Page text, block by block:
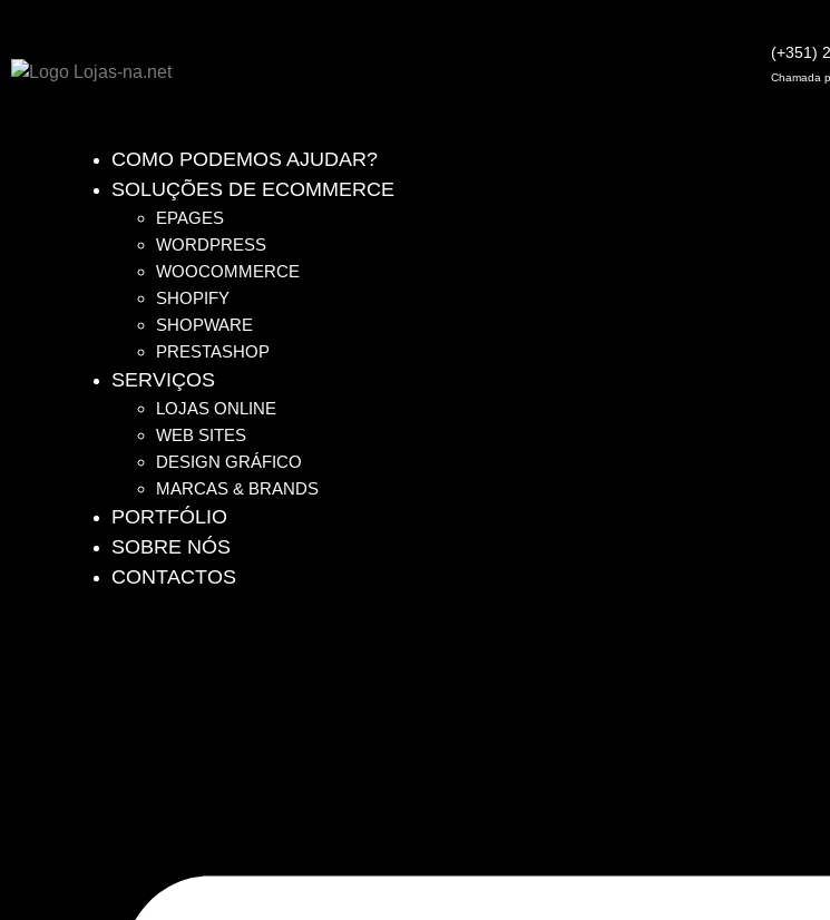
(+351)
Chamada
COMO PODEMOS AJUDAR?
SOLUÇÕES DE ECOMMERCE
EPAGES
WORDPRESS
WOOCOMMERCE
SHOPIFY
SHOPWARE
PRESTASHOP
SERVIÇOS
LOJAS ONLINE
WEB SITES
DESIGN GRÁFICO
MARCAS & BRANDS
PORTFÓLIO
SOBRE NÓS
CONTACTOS